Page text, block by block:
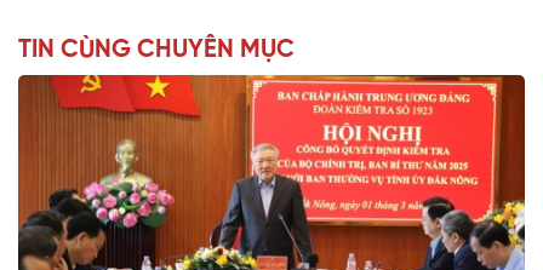
TIN CÙNG CHUYÊN MỤC